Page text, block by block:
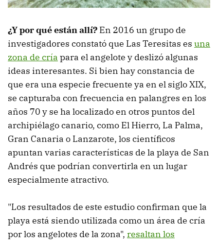
¿Y por qué están allí? En 2016 un grupo de
investigadores constató que Las Teresitas es una
zona de cría para el angelote y deslizó algunas
ideas interesantes. Si bien hay constancia de
que era una especie frecuente ya en el siglo XIX,
se capturaba con frecuencia en palangres en los
años 70 y se ha localizado en otros puntos del
archipiélago canario, como El Hierro, La Palma,
Gran Canaria o Lanzarote, los científicos
apuntan varias características de la playa de San
Andrés que podrían convertirla en un lugar
especialmente atractivo.
"Los resultados de este estudio confirman que la
playa está siendo utilizada como un área de cría
por los angelotes de la zona", resaltan los